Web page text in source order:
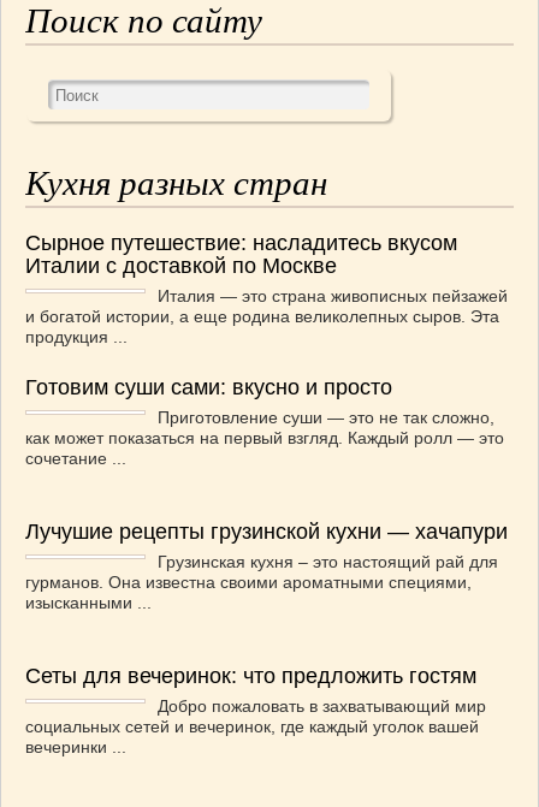
Пироги(139)
Торты
НАПИТКИ
КРАСОТА И ЗДОРОВЬЕ (185)
ИНТЕРЕСНЫЕ НОВОСТИ(38)
СТАТЬИ(272)
отдых(25)
СЕМЬЯ(107)
ДОМ и ДАЧА(140)
ВАШИ РЕЦЕПТЫ
ЛАЙФХАК (23)
МОДА(102)
РЕМОНТ (28)
Поиск по сайту
Кухня разных стран
Сырное путешествие: насладитесь вкусом
Италии с доставкой по Москве
Италия — это страна живописных пейзажей
и богатой истории, а еще родина великолепных сыров. Эта
продукция ...
Готовим суши сами: вкусно и просто
Приготовление суши — это не так сложно,
как может показаться на первый взгляд. Каждый ролл — это
сочетание ...
Лучушие рецепты грузинской кухни — хачапури
Грузинская кухня – это настоящий рай для
гурманов. Она известна своими ароматными специями,
изысканными ...
Сеты для вечеринок: что предложить гостям
Добро пожаловать в захватывающий мир
социальных сетей и вечеринок, где каждый уголок вашей
вечеринки ...